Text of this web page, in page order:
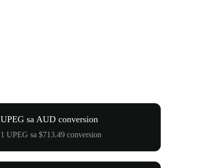
UPEG sa AUD conversion
1 UPEG sa $713.49 conversion